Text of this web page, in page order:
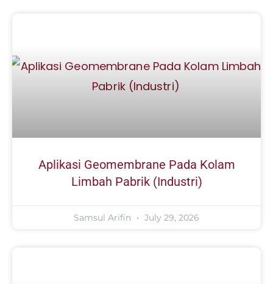
Aplikasi Geomembrane Pada Kolam
Limbah Pabrik (Industri)
Samsul Arifin July 29, 2026